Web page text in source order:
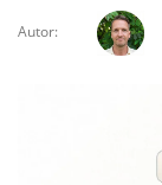
Autor: